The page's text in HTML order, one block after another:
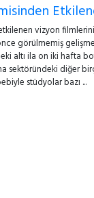
vizyon
görülmemiş
altı ila on iki hafta
sektöründeki diğer
stüdyolar bazı ...